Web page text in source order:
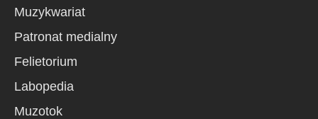
Muzykwariat
Patronat medialny
Felietorium
Labopedia
Muzotok